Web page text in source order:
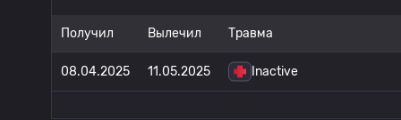
Получил Вылечил Травма
08.04.2025 11.05.2025 Inactive